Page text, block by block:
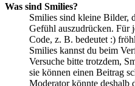
Was sind Smilies?
Smilies sind kleine Bilder,
Gefühl auszudrücken. Für
Code, z. B. bedeutet :)
Smilies kannst du beim
Versuche bitte trotzdem,
sie können einen Beitrag
Moderator könnte deshalb